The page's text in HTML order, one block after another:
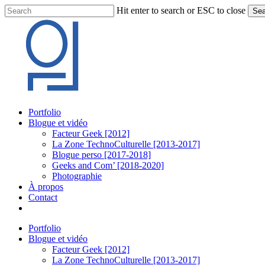
Skip
to
content
Hit enter to search or ESC to close
Search
Menu
Portfolio
Blogue et vidéo
Facteur Geek [2012]
La Zone TechnoCulturelle [2013-2017]
Blogue perso [2017-2018]
Geeks and Com’ [2018-2020]
Photographie
À propos
Contact
Portfolio
Blogue et vidéo
Facteur Geek [2012]
La Zone TechnoCulturelle [2013-2017]